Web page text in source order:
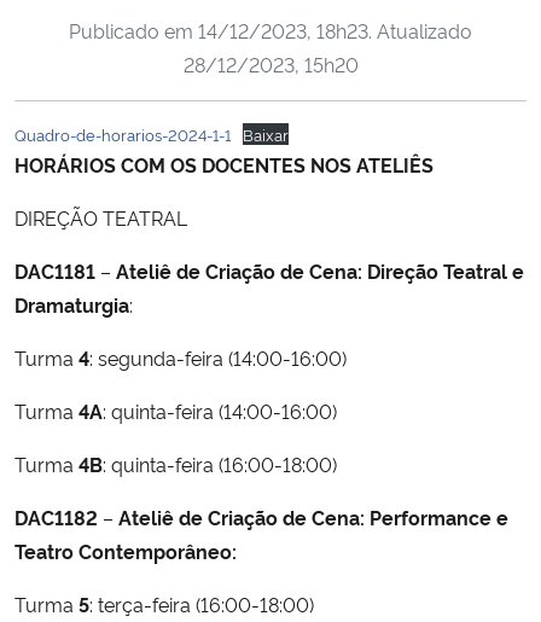
Ministério da Saúde
Ministério da Ciência, Tecnologia, Inovações e Comunicações
Ministério do Desenvolvimento Regional
Controladoria-Geral da União
Publicado em 14/12/2023, 18h23. Atualizado
28/12/2023, 15h20
Quadro-de-horarios-2024-1-1 Baixar
HORÁRIOS COM OS DOCENTES NOS ATELIÊS
DIREÇÃO TEATRAL
DAC1181 – Ateliê de Criação de Cena: Direção Teatral e
Dramaturgia:
Turma 4: segunda-feira (14:00-16:00)
Turma 4A: quinta-feira (14:00-16:00)
Turma 4B: quinta-feira (16:00-18:00)
DAC1182 – Ateliê de Criação de Cena: Performance e
Teatro Contemporâneo:
Turma 5: terça-feira (16:00-18:00)